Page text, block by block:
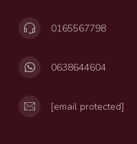
0165567798
0638644604
[email protected]